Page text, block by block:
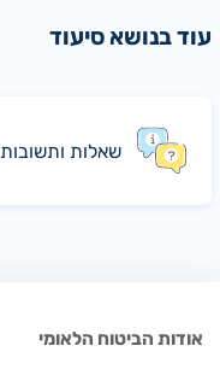
עוד בנושא סיעוד
שאלות ותשובות
אודות הביטוח הלאומי